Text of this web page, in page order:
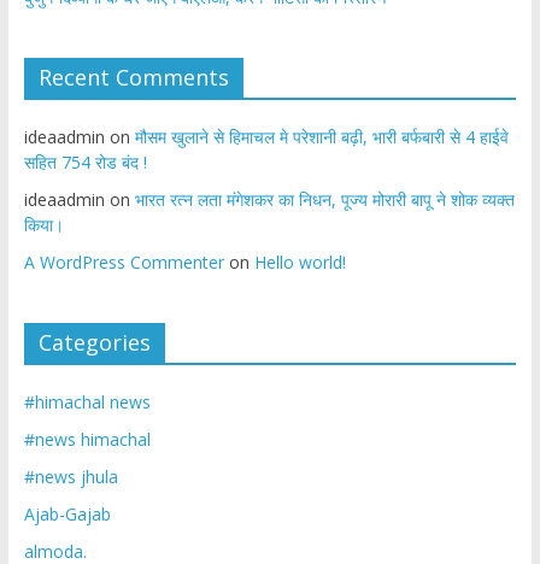
Recent Comments
ideaadmin on मौसम खुलाने से हिमाचल मे परेशानी बढ़ी, भारी बर्फबारी से 4 हाईवे
सहित 754 रोड बंद !
ideaadmin on भारत रत्न लता मंगेशकर का निधन, पूज्य मोरारी बापू ने शोक व्यक्त
किया।
A WordPress Commenteron Hello world!
Categories
#himachal news
#news himachal
#news jhula
Ajab-Gajab
almoda.